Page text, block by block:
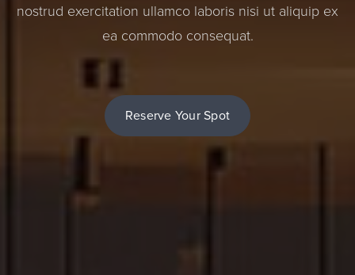
nostrud exercitation ullamco laboris nisi ut aliquip ex
ea commodo consequat.
Reserve Your Spot